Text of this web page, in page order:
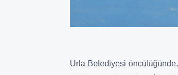
Urla Belediyesi